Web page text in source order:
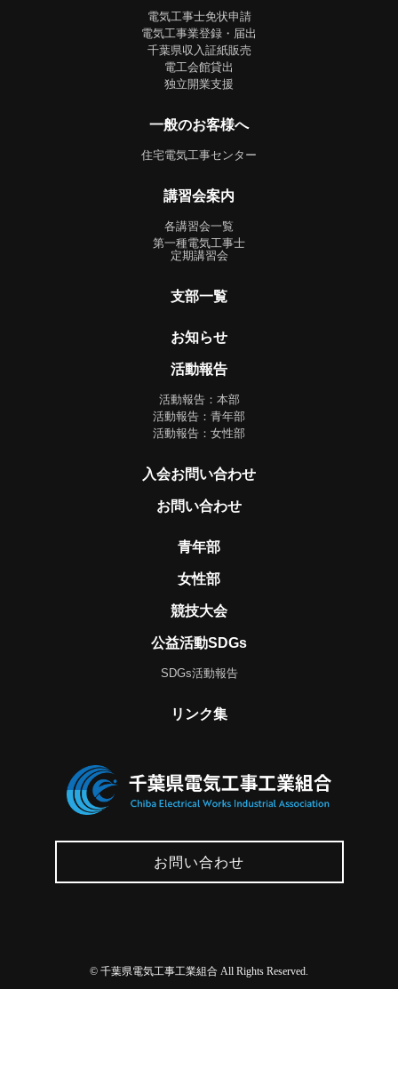
電気工事士免状申請
電気工事業登録・届出
千葉県収入証紙販売
電工会館貸出
独立開業支援
一般のお客様へ
住宅電気工事センター
講習会案内
各講習会一覧
第一種電気工事士
定期講習会
支部一覧
お知らせ
活動報告
活動報告：本部
活動報告：青年部
活動報告：女性部
入会お問い合わせ
お問い合わせ
青年部
女性部
競技大会
公益活動SDGs
SDGs活動報告
リンク集
お問い合わせ
© 千葉県電気工事工業組合 All Rights Reserved.